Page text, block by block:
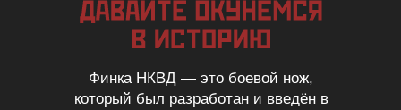
Финка НКВД — это боевой нож,
который был разработан и введён в